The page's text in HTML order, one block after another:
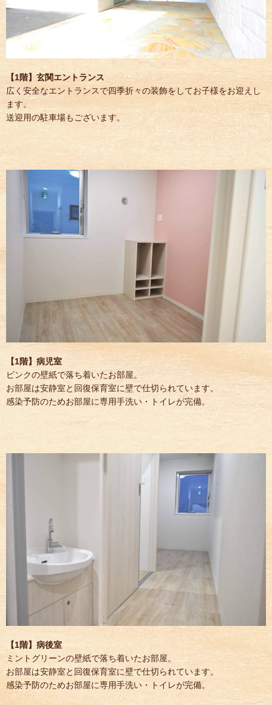
【1階】玄関エントランス
広く安全なエントランスで四季折々の装飾をしてお子様をお迎えし
ます。
送迎用の駐車場もございます。
【1階】病児室
ピンクの壁紙で落ち着いたお部屋。
お部屋は安静室と回復保育室に壁で仕切られています。
感染予防のためお部屋に専用手洗い・トイレが完備。
【1階】病後室
ミントグリーンの壁紙で落ち着いたお部屋。
お部屋は安静室と回復保育室に壁で仕切られています。
感染予防のためお部屋に専用手洗い・トイレが完備。